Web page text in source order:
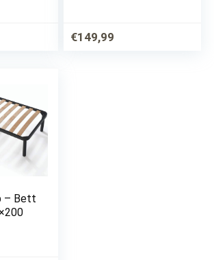
– Bettgestell aus
Kunstleder & Holz
€149,99
– Bett